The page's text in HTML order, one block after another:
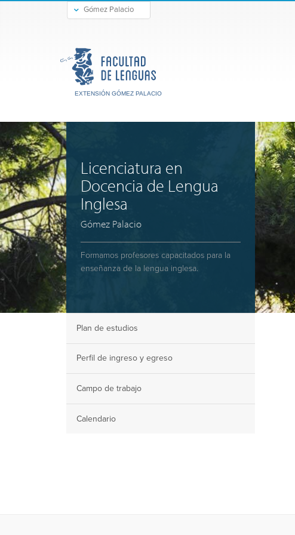
Gómez Palacio
Durango
EXTENSIÓN GÓMEZ PALACIO
Licenciatura en
Docencia de Lengua
Inglesa
Gómez Palacio
Formamos profesores capacitados para la
enseñanza de la lengua inglesa.
Plan de estudios
Perfil de ingreso y egreso
Campo de trabajo
Calendario